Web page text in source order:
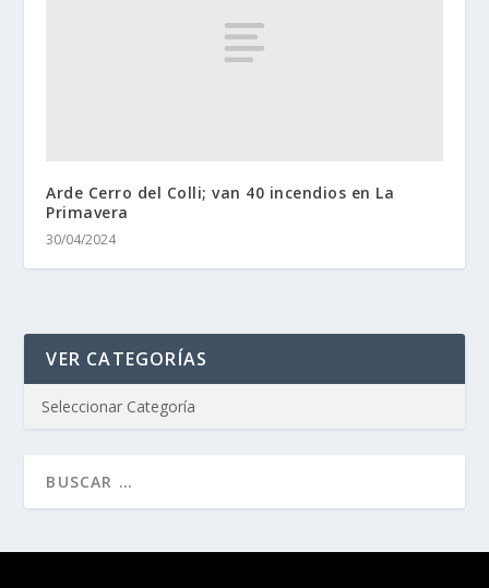
Arde Cerro del Colli; van 40 incendios en La
Primavera
30/04/2024
VER CATEGORÍAS